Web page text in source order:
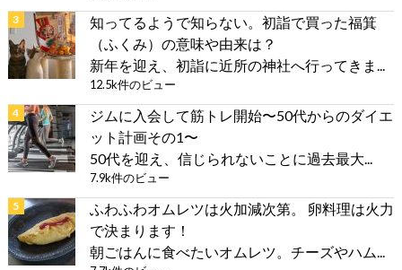
知ってるようで知らない。初詣で買った福箕
（ふくみ）の意味や由来は？
新年を迎え、初詣に近所の神社へ行ってきま...
12.5k件のビュー
ジムに入会して筋トレ開始〜50代からのダイエ
ット計画その1〜
50代を迎え、信じられないことに過去最大...
7.9k件のビュー
ふわふわオムレツは火加減次第。 卵料理は火力
で決まります！
朝ごはんに食べたいオムレツ。チーズやハム...